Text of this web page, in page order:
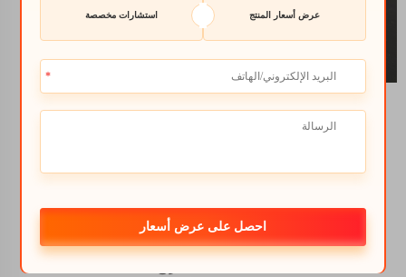
EDTA في
إعادة تأهيل
التربة
تحسن جودة التربة،
دورًا رئيسيًا في عدة
عرض أسعار المنتج استشارات مخصصة
احصل على عرض أسعار